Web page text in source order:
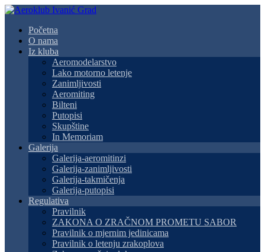
Početna
O nama
Iz kluba
Aeromodelarstvo
Lako motorno letenje
Zanimljivosti
Aeromiting
Bilteni
Putopisi
Skupštine
In Memoriam
Galerija
Galerija-aeromitinzi
Galerija-zanimljivosti
Galerija-takmičenja
Galerija-putopisi
Regulativa
Pravilnik
ZAKONA O ZRAČNOM PROMETU SABOR
Pravilnik o mjernim jedinicama
Pravilnik o letenju zrakoplova